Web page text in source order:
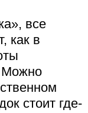
все
как в
Можно
стоит где-